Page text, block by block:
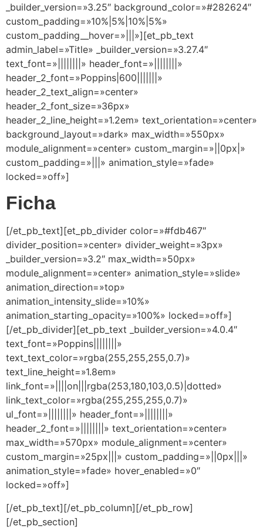
_builder_version=»3.25″ background_color=»#282624″
custom_padding=»10%|5%|10%|5%»
custom_padding__hover=»|||»][et_pb_text
admin_label=»Title» _builder_version=»3.27.4″
text_font=»||||||||» header_font=»||||||||»
header_2_font=»Poppins|600|||||||»
header_2_text_align=»center»
header_2_font_size=»36px»
header_2_line_height=»1.2em» text_orientation=»center»
background_layout=»dark» max_width=»550px»
module_alignment=»center» custom_margin=»||0px|»
custom_padding=»|||» animation_style=»fade»
locked=»off»]
Ficha
[/et_pb_text][et_pb_divider color=»#fdb467″
divider_position=»center» divider_weight=»3px»
_builder_version=»3.2″ max_width=»50px»
module_alignment=»center» animation_style=»slide»
animation_direction=»top»
animation_intensity_slide=»10%»
animation_starting_opacity=»100%» locked=»off»]
[/et_pb_divider][et_pb_text _builder_version=»4.0.4″
text_font=»Poppins||||||||»
text_text_color=»rgba(255,255,255,0.7)»
text_line_height=»1.8em»
link_font=»||||on|||rgba(253,180,103,0.5)|dotted»
link_text_color=»rgba(255,255,255,0.7)»
ul_font=»||||||||» header_font=»||||||||»
header_2_font=»||||||||» text_orientation=»center»
max_width=»570px» module_alignment=»center»
custom_margin=»25px|||» custom_padding=»||0px|||»
animation_style=»fade» hover_enabled=»0″
locked=»off»]
[/et_pb_text][/et_pb_column][/et_pb_row]
[/et_pb_section]